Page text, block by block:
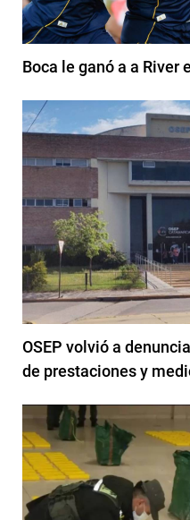
Boca le ganó a a River
OSEP volvió a
de prestaciones y